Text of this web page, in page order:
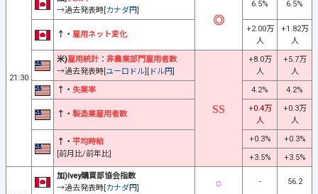
21:30
→過去発表時[カナダ円]
6.5% 6.5%
↑・ 雇用ネット変化
+2.00万
人
+1.82万
人
米)雇用統計 ： 非農業部門雇用者数
→過去発表時[ユーロドル][ ドル円]
+8.0万
人
+5.7万
人
↑・ 失業率 4.2% 4.2%
↑・ 製造業雇用者数
+0.4万
人
+0.3万
人
↑・ 平均時給
[前月比/前年比]
+0.3%
+0.3%
+3.5%
+3.5%
加)Ivey購買部協会指数
→過去発表時[カナダ円]
- 56.2